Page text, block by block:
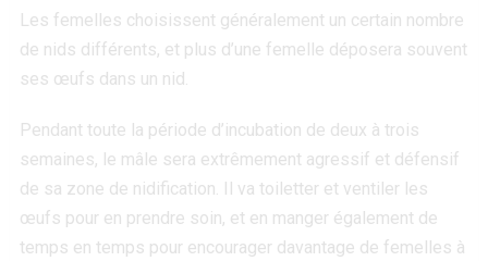
Les femelles choisissent généralement un certain nombre
de nids différents, et plus d’une femelle déposera souvent
ses œufs dans un nid.
Pendant toute la période d’incubation de deux à trois
semaines, le mâle sera extrêmement agressif et défensif
de sa zone de nidification. Il va toiletter et ventiler les
œufs pour en prendre soin, et en manger également de
temps en temps pour encourager davantage de femelles à